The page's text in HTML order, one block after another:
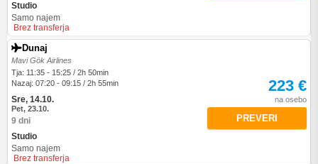
Studio
Samo najem
Brez transferja
Dunaj
Mavi Gök Airlines
Tja: 11:35 - 15:25 / 2h 50min
Nazaj: 07:20 - 09:15 / 2h 55min
Sre, 14.10.
Pet, 23.10.
9 dni
Studio
Samo najem
Brez transferja
223 €
na osebo
PREVERI